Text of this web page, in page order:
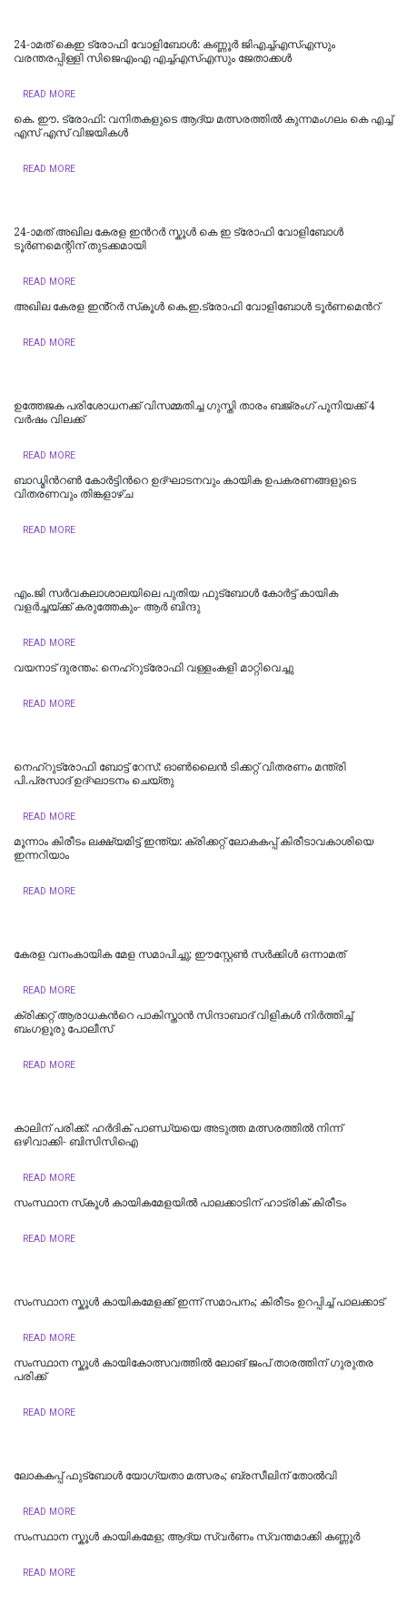
24-ാമത് കെഇ ട്രോഫി വോളിബോൾ: കണ്ണൂർ ജിഎച്ച്എസ്എസും
വരന്തരപ്പിള്ളി സിജെഎംഎ എച്ച്എസ്എസും ജേതാക്കൾ
READ MORE
കെ. ഈ. ട്രോഫി: വനിതകളുടെ ആദ്യ മത്സരത്തിൽ കുന്നമംഗലം കെ എച്ച്
എസ് എസ് വിജയികൾ
READ MORE
24-ാമത് അഖില കേരള ഇന്‍റർ സ്കൂൾ കെ ഇ ട്രോഫി വോളിബോൾ
ടൂർണമെന്റിന് തുടക്കമായി
READ MORE
അഖില കേരള ഇൻ്റർ സ്‌കൂൾ കെ.ഇ.ട്രോഫി വോളിബോൾ ടൂർണമെന്‍റ്
READ MORE
ഉത്തേജക പരിശോധനക്ക് വിസമ്മതിച്ച ഗുസ്തി താരം ബജ്രംഗ് പൂനിയക്ക് 4
വർഷം വിലക്ക്
READ MORE
ബാഡ്മിന്‍റൺ കോർട്ടിന്‍റെ ഉദ്ഘാടനവും കായിക ഉപകരണങ്ങളുടെ
വിതരണവും തിങ്കളാഴ്ച
READ MORE
എം.ജി സര്‍വകലാശാലയിലെ പുതിയ ഫുട്ബോള്‍ കോര്‍ട്ട് കായിക
വളര്‍ച്ചയ്ക്ക് കരുത്തേകും- ആര്‍ ബിന്ദു
READ MORE
വയനാട് ദുരന്തം: നെഹ്റുട്രോഫി വള്ളംകളി മാറ്റിവെച്ചു
READ MORE
നെഹ്‌റുട്രോഫി ബോട്ട് റേസ്: ഓൺലൈൻ ടിക്കറ്റ് വിതരണം മന്ത്രി
പി.പ്രസാദ് ഉദ്ഘാടനം ചെയ്തു
READ MORE
മൂന്നാം കിരീടം ലക്ഷ്യമിട്ട് ഇന്ത്യ: ക്രിക്കറ്റ് ലോകകപ്പ് കിരീടാവകാശിയെ
ഇന്നറിയാം
READ MORE
കേരള വനംകായിക മേള സമാപിച്ചു; ഈസ്റ്റേൺ സർക്കിൾ ഒന്നാമത്
READ MORE
ക്രിക്കറ്റ് ആരാധകന്‍റെ പാകിസ്താന്‍ സിന്ദാബാദ് വിളികള്‍ നിര്‍ത്തിച്ച്
ബംഗളൂരു പോലീസ്
READ MORE
കാലിന് പരിക്ക്: ഹര്‍ദിക് പാണ്ഡ്യയെ അടുത്ത മത്സരത്തില്‍ നിന്ന്
ഒഴിവാക്കി- ബിസിസിഐ
READ MORE
സംസ്ഥാന സ്‌കൂൾ കായികമേളയിൽ പാലക്കാടിന് ഹാട്രിക് കിരീടം
READ MORE
സംസ്ഥാന സ്കൂൾ കായികമേളക്ക് ഇന്ന് സമാപനം; കിരീടം ഉറപ്പിച്ച് പാലക്കാട്
READ MORE
സംസ്ഥാന സ്കൂൾ കായികോത്സവത്തിൽ ലോങ് ജംപ് താരത്തിന് ഗുരുതര
പരിക്ക്
READ MORE
ലോകകപ്പ് ഫുട്ബോൾ യോഗ്യതാ മത്സരം; ബ്രസീലിന് തോൽവി
READ MORE
സംസ്ഥാന സ്കൂൾ കായികമേള; ആദ്യ സ്വർണം സ്വന്തമാക്കി കണ്ണൂർ
READ MORE